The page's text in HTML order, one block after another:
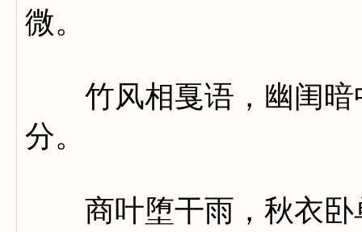
微。
竹风相戛语，幽闺暗
分。
商叶堕干雨，秋衣卧